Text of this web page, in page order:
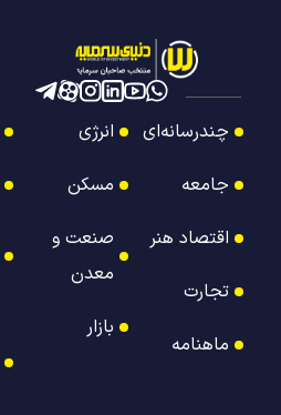
چندرسانه‌ای
جامعه
اقتصاد هنر
تجارت
ماهنامه
انرژی
مسکن
صنعت و
معدن
بازار